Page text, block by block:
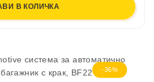
В КОЛИЧКА
-36%